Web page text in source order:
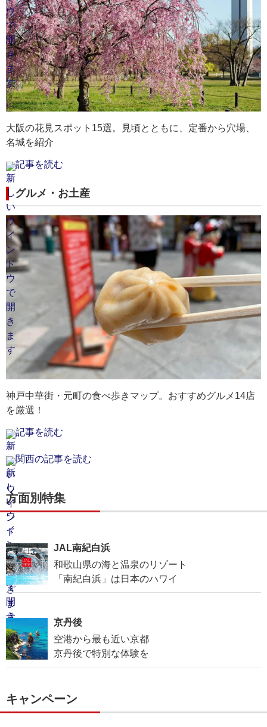
大阪の花見スポット15選。見頃とともに、定番から穴場、
名城を紹介
記事を読む
グルメ・お土産
神戸中華街・元町の食べ歩きマップ。おすすめグルメ14店
を厳選！
記事を読む
関西の記事を読む
方面別特集
JAL南紀白浜
和歌山県の海と温泉のリゾート
「南紀白浜」は日本のハワイ
京丹後
空港から最も近い京都
京丹後で特別な体験を
キャンペーン